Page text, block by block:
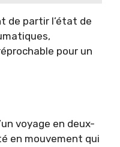
de partir l’état de
pour un
voyage en deux-
en mouvement qui